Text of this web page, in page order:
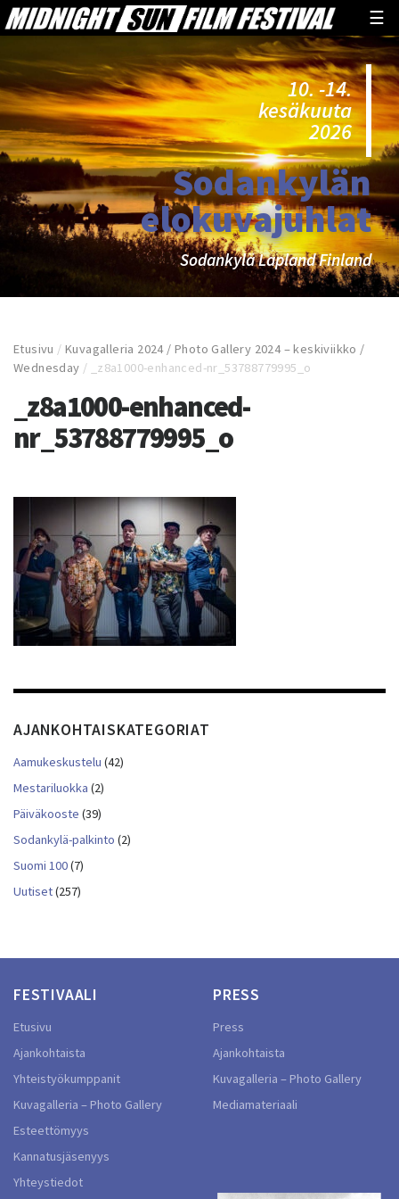
☰
10. -14.
kesäkuuta
2026
Sodankylän
elokuvajuhlat
Sodankylä Lapland Finland
Etusivu /Kuvagalleria 2024 / Photo Gallery 2024 – keskiviikko /
Wednesday / _z8a1000-enhanced-nr_53788779995_o
_z8a1000-enhanced-
nr_53788779995_o
AJANKOHTAISKATEGORIAT
Aamukeskustelu (42)
Mestariluokka (2)
Päiväkooste (39)
Sodankylä-palkinto (2)
Suomi 100(7)
Uutiset(257)
FESTIVAALI
Etusivu
Ajankohtaista
Yhteistyökumppanit
Kuvagalleria – Photo Gallery
Esteettömyys
Kannatusjäsenyys
Yhteystiedot
PRESS
Press
Ajankohtaista
Kuvagalleria – Photo Gallery
Mediamateriaali